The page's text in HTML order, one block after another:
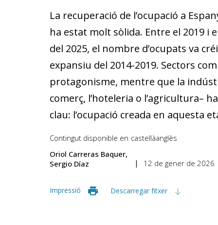
La recuperació de l’ocupació a
ha estat molt sòlida. Entre el 2019
del 2025, el nombre d’ocupats va
expansiu del 2014-2019. Sectors
protagonisme, mentre que la
comerç, l’hoteleria o l’agricultura–
clau: l’ocupació creada en aquesta
Contingut disponible en castellàanglès
Oriol Carreras Baquer
Sergio Díaz
12 de gener de 2026
Impressió Descarregar fitxer